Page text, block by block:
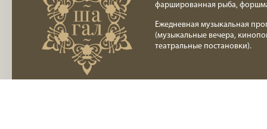
фаршированная рыба,
Ежедневная музыкальная
(музыкальные вечера,
театральные постановки).